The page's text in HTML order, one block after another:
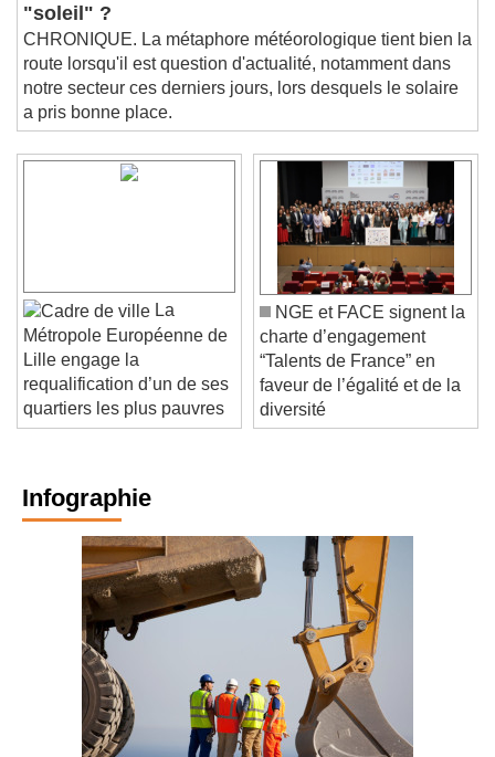
"soleil" ?
CHRONIQUE. La métaphore météorologique tient bien la
route lorsqu'il est question d'actualité, notamment dans
notre secteur ces derniers jours, lors desquels le solaire
a pris bonne place.
La
Métropole Européenne de
Lille engage la
requalification d’un de ses
quartiers les plus pauvres
NGE et FACE signent la
charte d’engagement
“Talents de France” en
faveur de l’égalité et de la
diversité
Infographie